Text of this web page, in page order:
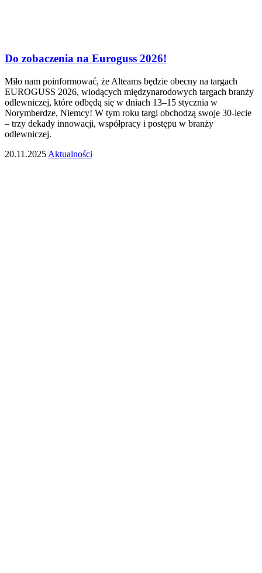
Do zobaczenia na Euroguss 2026!
Miło nam poinformować, że Alteams będzie obecny na targach
EUROGUSS 2026, wiodących międzynarodowych targach branży
odlewniczej, które odbędą się w dniach 13–15 stycznia w
Norymberdze, Niemcy! W tym roku targi obchodzą swoje 30-lecie
– trzy dekady innowacji, współpracy i postępu w branży
odlewniczej.
20.11.2025 Aktualności